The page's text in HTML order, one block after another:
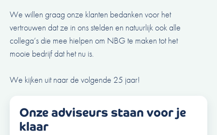
We willen graag onze klanten bedanken voor het
vertrouwen dat ze in ons stelden en natuurlijk ook alle
collega’s die mee hielpen om NBG te maken tot het
mooie bedrijf dat het nu is.
We kijken uit naar de volgende 25 jaar!
Onze adviseurs staan voor je
klaar